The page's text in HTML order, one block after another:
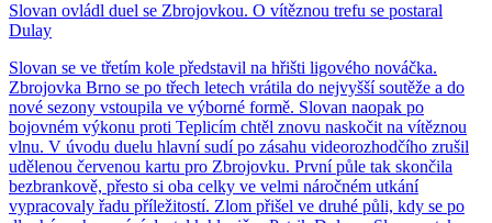
Slovan ovládl duel se Zbrojovkou. O vítěznou trefu se postaral
Dulay
Slovan se ve třetím kole představil na hřišti ligového nováčka.
Zbrojovka Brno se po třech letech vrátila do nejvyšší soutěže a do
nové sezony vstoupila ve výborné formě. Slovan naopak po
bojovném výkonu proti Teplicím chtěl znovu naskočit na vítěznou
vlnu. V úvodu duelu hlavní sudí po zásahu videorozhodčího zrušil
udělenou červenou kartu pro Zbrojovku. První půle tak skončila
bezbrankově, přesto si oba celky ve velmi náročném utkání
vypracovaly řadu příležitostí. Zlom přišel ve druhé půli, kdy se po